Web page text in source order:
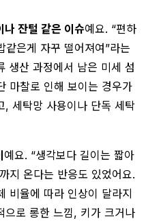
나 잔털 같은 이슈예요. “편하
은게 자꾸 떨어져여”라는
생산 과정에서 남은 미세 섬
마찰로 인해 보이는 경우가
, 세탁망 사용이나 단독 세탁
예요. “생각보다 길이는 짧아
지 온다는 반응도 있었어요.
비율에 따라 인상이 달라지
으로 롱한 느낌, 키가 크거나